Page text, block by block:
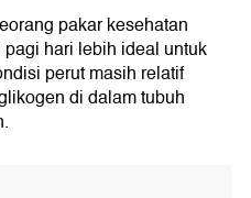
pakar kesehatan
hari lebih ideal untuk
perut masih relatif
di dalam tubuh